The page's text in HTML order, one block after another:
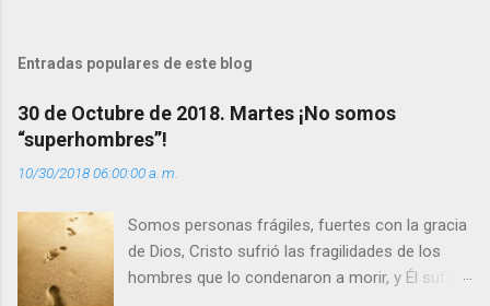
t
r
i
o
s
Entradas populares de este blog
30 de Octubre de 2018. Martes ¡No somos
“superhombres”!
10/30/2018 06:00:00 a. m.
Somos personas frágiles, fuertes con la gracia
de Dios, Cristo sufrió las fragilidades de los
hombres que lo condenaron a morir, y Él sufrió